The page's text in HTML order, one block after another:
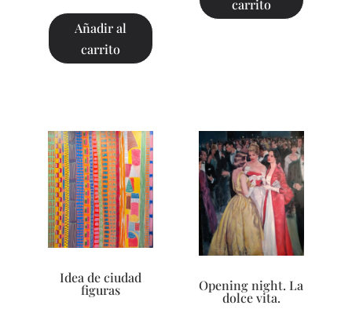
Añadir al
carrito
carrito
Idea de ciudad
figuras Opening night. La
dolce vita.